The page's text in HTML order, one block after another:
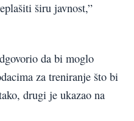
širu javnost,”
da bi moglo
za treniranje što bi
drugi je ukazao na